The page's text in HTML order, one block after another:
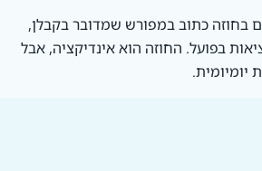
כתוב במפורש שמדובר בקבלן,
בפועל. החוזה הוא אינדיקציה, אבל
יומיומית.